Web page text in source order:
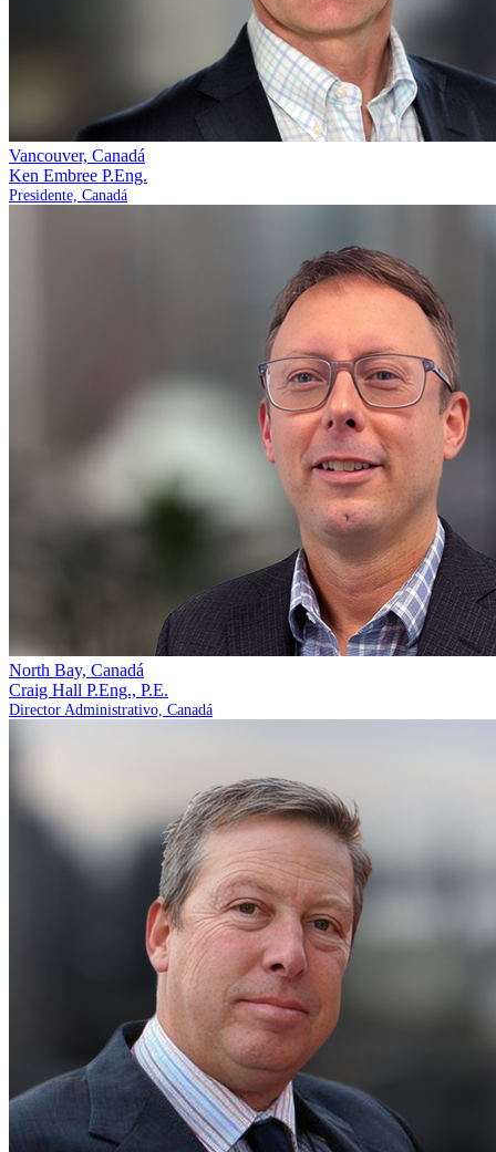
Vancouver, Canadá
Ken Embree P.Eng.
Presidente, Canadá
North Bay, Canadá
Craig Hall P.Eng., P.E.
Director Administrativo, Canadá